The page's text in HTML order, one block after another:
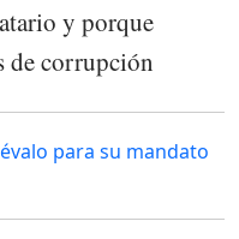
y porque
de corrupción
para su mandato